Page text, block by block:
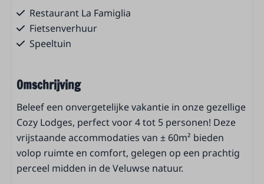
Restaurant La Famiglia
Fietsenverhuur
Speeltuin
Buitenspeeltuin
Ontbijtservice
Peuterbad
Verwarmd buitenzwembad
Receptie
Parkeerplaatsen
Omschrijving
Beleef een onvergetelijke vakantie in onze gezellige
Cozy Lodges, perfect voor 4 tot 5 personen! Deze
vrijstaande accommodaties van ± 60m² bieden
volop ruimte en comfort, gelegen op een prachtig
perceel midden in de Veluwse natuur.